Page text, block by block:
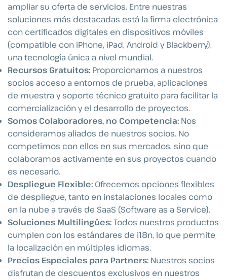
ampliar su oferta de servicios. Entre nuestras
soluciones más destacadas está la firma electrónica
con certificados digitales en dispositivos móviles
(compatible con iPhone, iPad, Android y Blackberry),
una tecnología única a nivel mundial.
Recursos Gratuitos: Proporcionamos a nuestros
socios acceso a entornos de prueba, aplicaciones
de muestra y soporte técnico gratuito para facilitar la
comercialización y el desarrollo de proyectos.
Somos Colaboradores, no Competencia: Nos
consideramos aliados de nuestros socios. No
competimos con ellos en sus mercados, sino que
colaboramos activamente en sus proyectos cuando
es necesario.
Despliegue Flexible: Ofrecemos opciones flexibles
de despliegue, tanto en instalaciones locales como
en la nube a través de SaaS (Software as a Service).
Soluciones Multilingües:Todos nuestros productos
cumplen con los estándares de i18n, lo que permite
la localización en múltiples idiomas.
Precios Especiales para Partners: Nuestros socios
disfrutan de descuentos exclusivos en nuestros